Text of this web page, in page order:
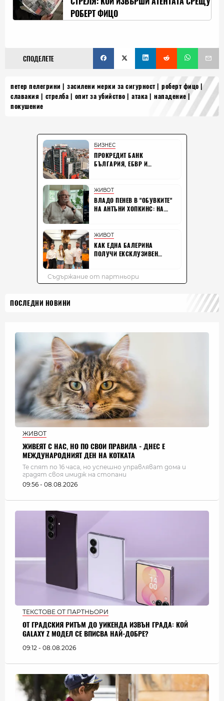
РОБЕРТ ФИЦО
СПОДЕЛЕТЕ
петер пелегрини засилени мерки за сигурност
роберт фицо
славакия
стрелба опит за убийство атака
нападение
покушение
ПОСЛЕДНИ НОВИНИ
ЖИВОТ
ЖИВЕЯТ С НАС, НО ПО СВОИ ПРАВИЛА - ДНЕС Е
МЕЖДУНАРОДНИЯТ ДЕН НА КОТКАТА
Те спят по 16 часа, но успешно управляват дома и
градят своя имидж на стопани
09:56 - 08.08.2026
ТЕКСТОВЕ ОТ ПАРТНЬОРИ
ОТ ГРАДСКИЯ РИТЪМ ДО УИКЕНДА ИЗВЪН ГРАДА: КОЙ
GALAXY Z МОДЕЛ СЕ ВПИСВА НАЙ-ДОБРЕ?
09:12 - 08.08.2026